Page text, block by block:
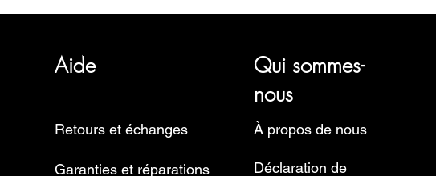
Aide
Qui sommes-
nous
Retours et échanges
Garanties et réparations
À propos de nous
Déclaration de